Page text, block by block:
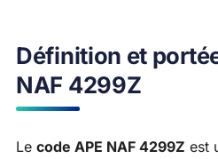
Définition et
NAF 4299Z
Le code APE NAF 4299Z est